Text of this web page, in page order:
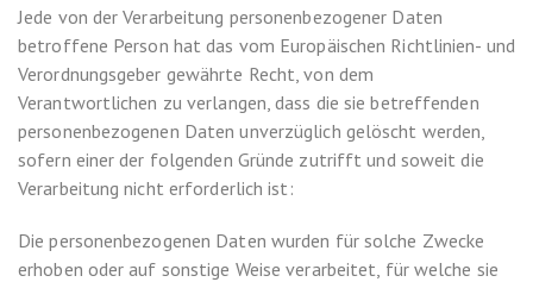
Jede von der Verarbeitung personenbezogener Daten
betroffene Person hat das vom Europäischen Richtlinien- und
Verordnungsgeber gewährte Recht, von dem
Verantwortlichen zu verlangen, dass die sie betreffenden
personenbezogenen Daten unverzüglich gelöscht werden,
sofern einer der folgenden Gründe zutrifft und soweit die
Verarbeitung nicht erforderlich ist:
Die personenbezogenen Daten wurden für solche Zwecke
erhoben oder auf sonstige Weise verarbeitet, für welche sie